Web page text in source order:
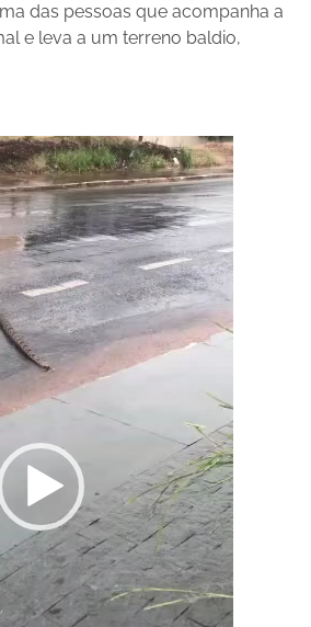
das pessoas que acompanha a
e leva a um terreno baldio,